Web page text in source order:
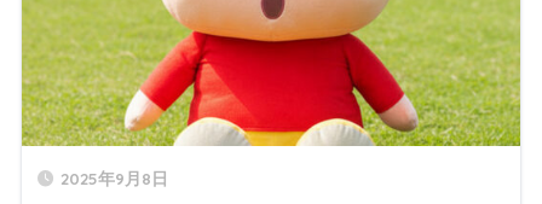
2025年9月8日